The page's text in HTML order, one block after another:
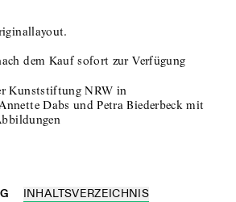
dem Kauf sofort zur Verfügung
Kunststiftung NRW in
Dabs und Petra Biederbeck mit
INHALTSVERZEICHNIS